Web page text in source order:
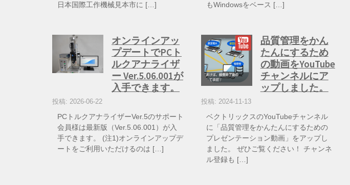
日本国際工作機械見本市に […]
オンラインアッ
プデートでPCト
ルクアナライザ
ー Ver.5.06.001が
入手できます。
投稿: 2026-06-22
PCトルクアナライザーVer.5のサポート
会員様は最新版（Ver.5.06.001）が入
手できます。 (注1)オンラインアップデ
ートをご利用いただけるのは […]
もWindowsをベース […]
品質管理をかん
たんにするため
の動画をYouTube
チャンネルにア
ップしました。
投稿: 2024-11-13
ベクトリックスのYouTubeチャンネル
に「品質管理をかんたんにするための
プレゼンテーション動画」をアップし
ました。 ぜひご覧ください！ チャンネ
ル登録も […]